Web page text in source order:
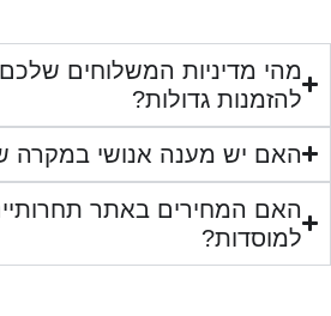
מהי מדיניות המשלוחים
להזמנות גדולות?
האם יש מענה אנושי במקרה
האם המחירים באתר
למוסדות?